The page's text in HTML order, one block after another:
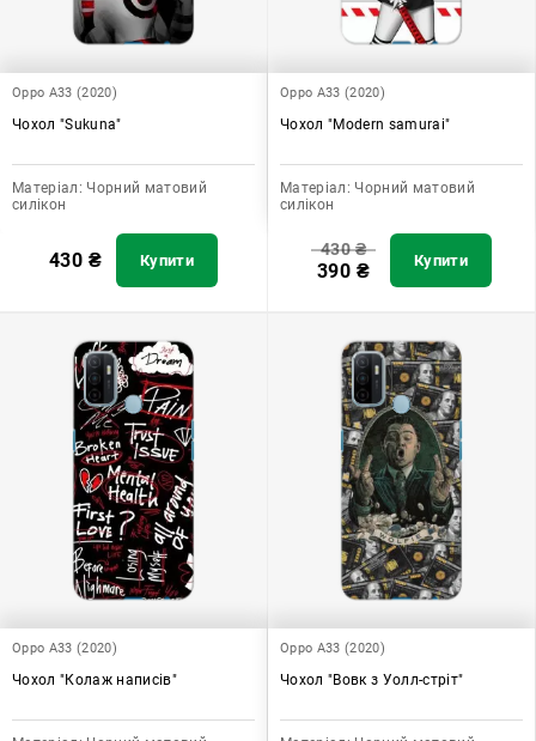
Oppo A33 (2020)
Чохол "Sukuna"
Матеріал: Чорний матовий
силікон
430 ₴ Купити
Oppo A33 (2020)
Чохол "Modern samurai"
Матеріал: Чорний матовий
силікон
430₴
390 ₴ Купити
Oppo A33 (2020)
Чохол "Колаж написів"
Oppo A33 (2020)
Чохол "Вовк з Уолл-стріт"